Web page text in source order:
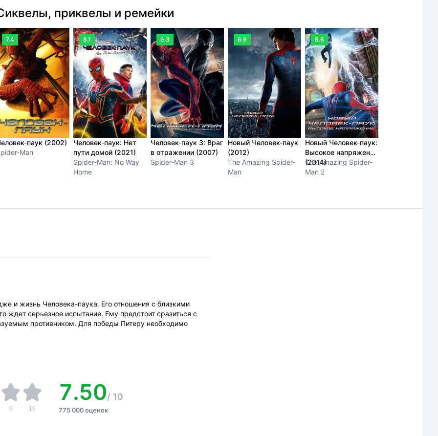
приквелы и ремейки
7.4
паук (2002)
Man
8.1
Человек-паук: Нет
пути домой (2021)
Spider-Man: No Way
Home
6.3
Человек-паук 3: Враг
в отражении (2007)
Spider-Man 3
6.9
Новый Человек-паук
(2012)
The Amazing Spider-
Man
6.6
Новый Человек-паук:
Высокое напряжение
(2014)
The Amazing Spider-
Man 2
и жизнь Человека-паука. Его отношения с близкими
серьезное испытание. Ему предстоит сразиться с
противником. Для победы Питеру необходимо
9 10
7.50/ 10
775 000 оценок